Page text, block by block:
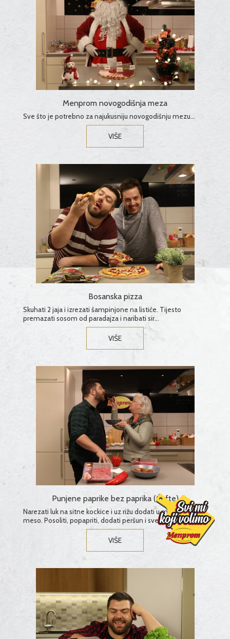
Menprom novogodišnja meza
Sve što je potrebno za najukusniju novogodišnju mezu...
VIŠE
Bosanska pizza
Skuhati 2 jaja i izrezati šampinjone na listiće. Tijesto
premazati sosom od paradajza i naribati sir...
VIŠE
Punjene paprike bez paprika (Ćufte)
Narezati luk na sitne kockice i uz rižu dodati u mljeveno
meso. Posoliti, popapriti, dodati peršun i sve dobro
promiješati. Napraviti od mesa kuglice i složiti u lonac, preliti
mješavinom paradajz sosa i vode i malo posoliti....
VIŠE